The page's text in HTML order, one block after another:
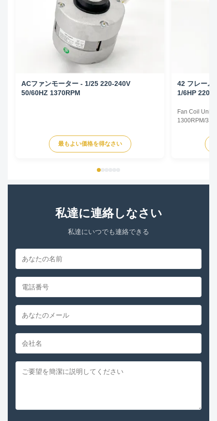
ACファンモーター - 1/25 220-240V
50/60HZ 1370RPM
最もよい価格を得なさい
42 フレーム
1/6HP 220-
Fan Coil Unit
1300RPM/
Type
TEAO
私達に連絡しなさい
私達にいつでも連絡できる